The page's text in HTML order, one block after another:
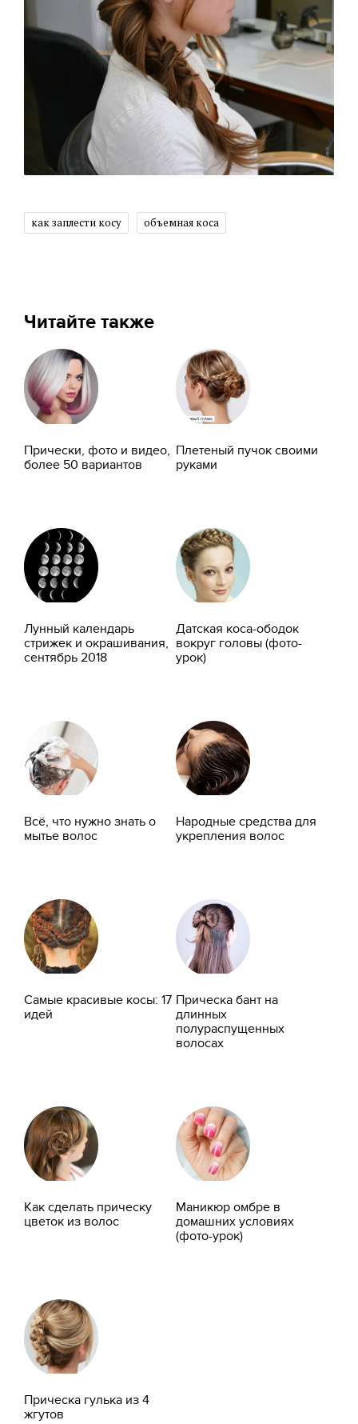
как заплести косу объемная коса
Читайте также
Прически, фото и видео,
более 50 вариантов
Плетеный пучок своими
руками
Лунный календарь
стрижек и окрашивания,
сентябрь 2018
Датская коса-ободок
вокруг головы (фото-
урок)
Всё, что нужно знать о
мытье волос
Народные средства для
укрепления волос
Самые красивые косы: 17
идей
Прическа бант на
длинных
полураспущенных
волосах
Как сделать прическу
цветок из волос
Маникюр омбре в
домашних условиях
(фото-урок)
Прическа гулька из 4
жгутов